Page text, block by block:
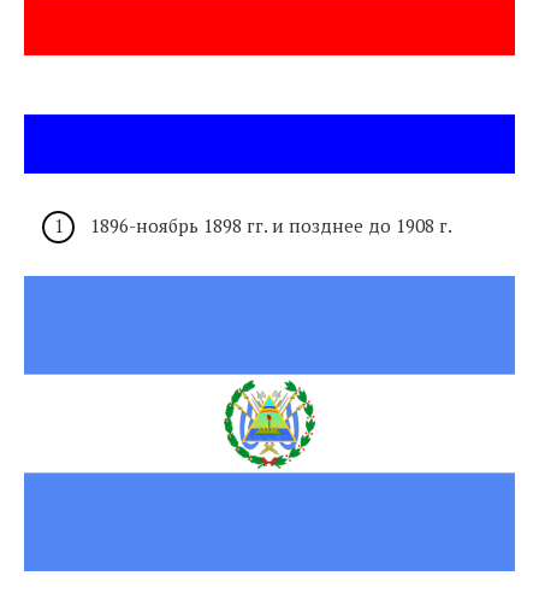
1896-ноябрь 1898 гг. и позднее до 1908 г.